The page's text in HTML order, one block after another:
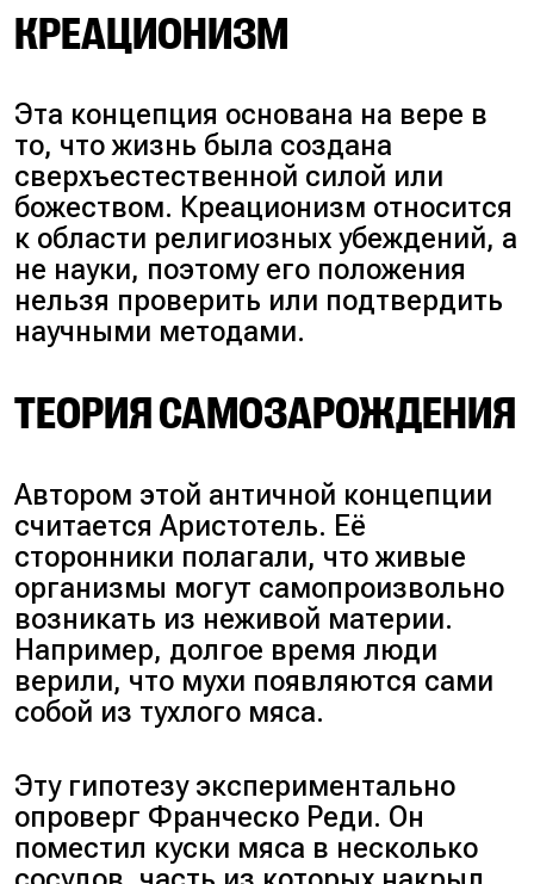
КРЕАЦИОНИЗМ
Эта концепция основана на вере в
то, что жизнь была создана
сверхъестественной силой или
божеством. Креационизм относится
к области религиозных убеждений, а
не науки, поэтому его положения
нельзя проверить или подтвердить
научными методами.
ТЕОРИЯ САМОЗАРОЖДЕНИЯ
Автором этой античной концепции
считается Аристотель. Её
сторонники полагали, что живые
организмы могут самопроизвольно
возникать из неживой материи.
Например, долгое время люди
верили, что мухи появляются сами
собой из тухлого мяса.
Эту гипотезу экспериментально
опроверг Франческо Реди. Он
поместил куски мяса в несколько